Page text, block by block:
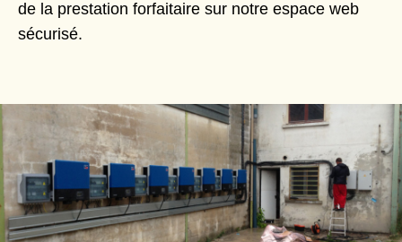
de la prestation forfaitaire sur notre espace web
sécurisé.